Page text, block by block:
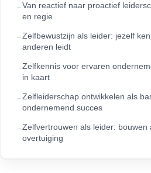
Van reactief naar proactief
en regie
Zelfbewustzijn als leider: jezelf
anderen leidt
Zelfkennis voor ervaren
in kaart
Zelfleiderschap ontwikkelen als
ondernemend succes
Zelfvertrouwen als leider: bouwen
overtuiging